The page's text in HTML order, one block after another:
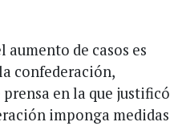
aumento de casos es
confederación,
en la que justificó
imponga medidas